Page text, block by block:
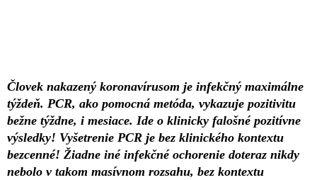
Človek nakazený koronavírusom je infekčný maximálne
týždeň. PCR, ako pomocná metóda, vykazuje pozitivitu
bežne týždne, i mesiace. Ide o klinicky falošné pozitívne
výsledky! Vyšetrenie PCR je bez klinického kontextu
bezcenné! Žiadne iné infekčné ochorenie doteraz nikdy
nebolo v takom masívnom rozsahu, bez kontextu